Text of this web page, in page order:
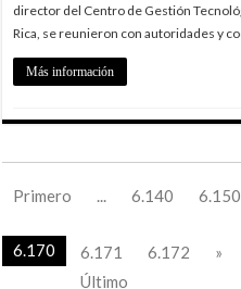
director del Centro de Gestión
Rica, se reunieron con autoridades y
Más información
Primero 6.140 6.150
6.170
6.171 6.172 »
Último